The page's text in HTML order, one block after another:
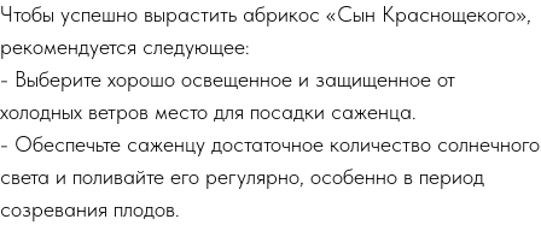
Чтобы успешно вырастить абрикос «Сын Краснощекого»,
рекомендуется следующее:
- Выберите хорошо освещенное и защищенное от
холодных ветров место для посадки саженца.
- Обеспечьте саженцу достаточное количество солнечного
света и поливайте его регулярно, особенно в период
созревания плодов.